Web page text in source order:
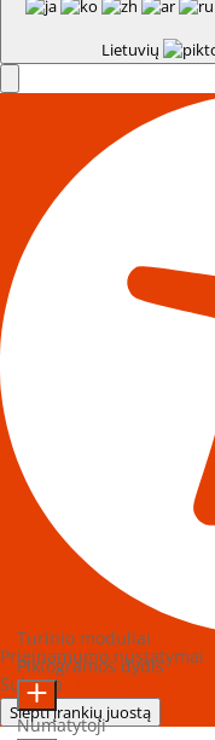
Lietuvių
Prieinamumo nustatymai
Sukurta
Slėpti įrankių juostą
Turinio moduliai
Piktogramos dydis
Numatytoji